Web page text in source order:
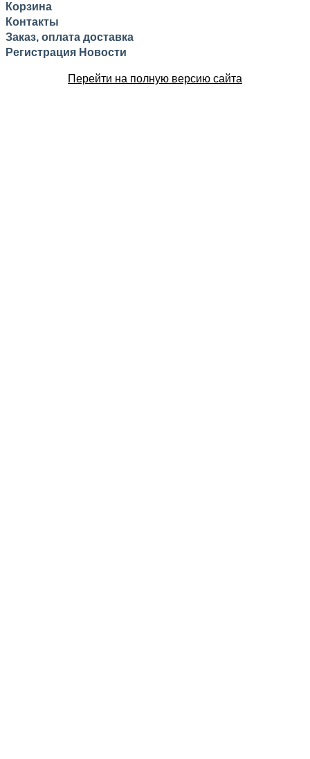
Корзина
Контакты
Заказ, оплата доставка
Регистрация Новости
Перейти на полную версию сайта